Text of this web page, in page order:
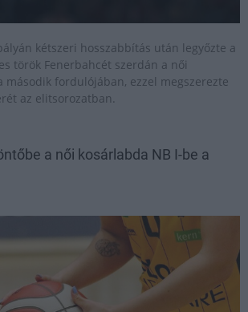
kétszeri hosszabbítás után legyőzte a
török Fenerbahcét szerdán a női
második fordulójában, ezzel megszerezte
az elitsorozatban.
a női kosárlabda NB I-be a